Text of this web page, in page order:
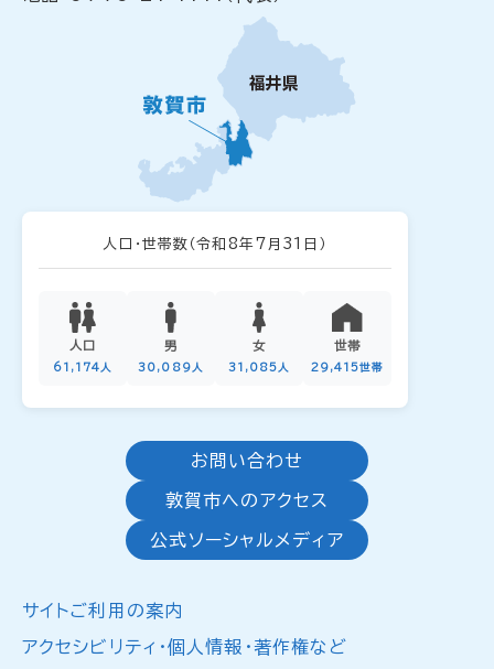
人口・世帯数 （令和8年7月31日）
人口
61,174人
男
30,089人
女
31,085人
世帯
29,415世帯
お問い合わせ
敦賀市へのアクセス
公式ソーシャルメディア
サイトご利用の案内
アクセシビリティ・個人情報・著作権など